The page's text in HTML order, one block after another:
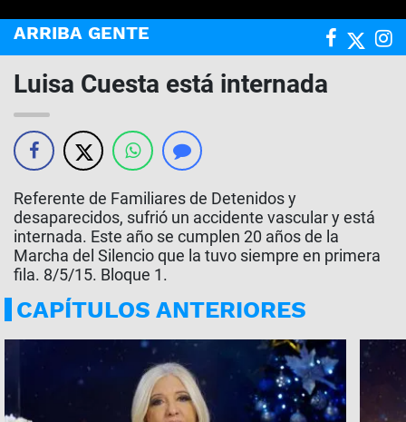
ARRIBA GENTE
Luisa Cuesta está internada
Referente de Familiares de Detenidos y
desaparecidos, sufrió un accidente vascular y está
internada. Este año se cumplen 20 años de la
Marcha del Silencio que la tuvo siempre en primera
fila. 8/5/15. Bloque 1.
CAPÍTULOS ANTERIORES